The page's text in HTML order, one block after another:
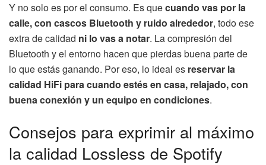
Y no solo es por el consumo. Es quecuando vas por la
calle, con cascos Bluetooth y ruido alrededor, todo ese
extra de calidad ni lo vas a notar. La compresión del
Bluetooth y el entorno hacen que pierdas buena parte de
lo que estás ganando. Por eso, lo ideal es reservar la
calidad HiFi para cuando estés en casa, relajado, con
buena conexión y un equipo en condiciones.
Consejos para exprimir al máximo
la calidad Lossless de Spotify